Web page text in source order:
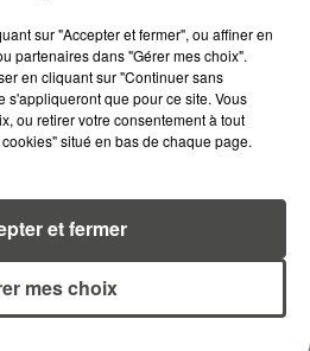
sur "Accepter et fermer", ou affiner en
partenaires dans "Gérer mes choix".
en cliquant sur "Continuer sans
s'appliqueront que pour ce site. Vous
ou retirer votre consentement à tout
situé en bas de chaque page.
mes choix
et fermer